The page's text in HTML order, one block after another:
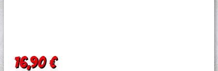
Regulärer Preis:
16,90 €